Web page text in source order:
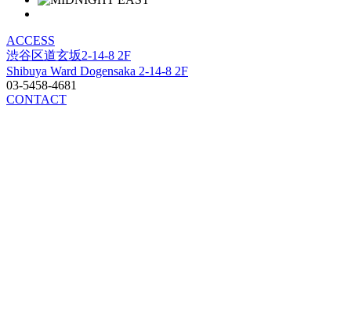
ACCESS
渋谷区道玄坂2-14-8 2F
Shibuya Ward Dogensaka 2-14-8 2F
03-5458-4681
CONTACT